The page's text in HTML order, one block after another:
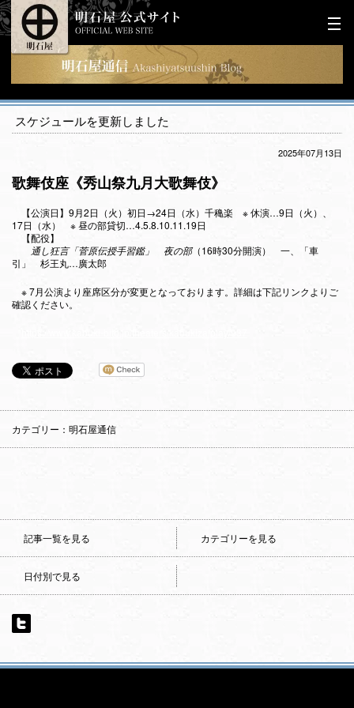
スケジュールを更新しました
2025年07月13日
歌舞伎座《秀山祭九月大歌舞伎》
【公演日】9月2日（火）初日→24日（水）千穐楽 ※ 休演…9日（火）、
17日（水） ※ 昼の部貸切…4.5.8.10.11.19日
【配役】
通し狂言「菅原伝授手習鑑」 夜の部（16時30分開演） 一、「車
引」 杉王丸…廣太郎
※ 7月公演より座席区分が変更となっております。詳細は下記リンクよりご
確認ください。
カテゴリー：明石屋通信
記事一覧を見る カテゴリーを見る
日付別で見る